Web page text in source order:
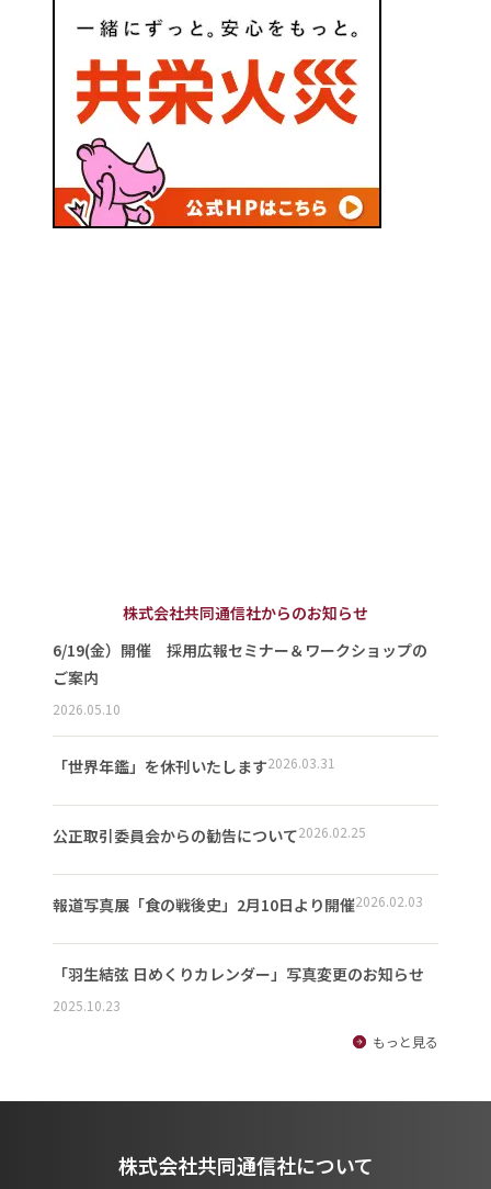
株式会社共同通信社からのお知らせ
6/19(金）開催 採用広報セミナー＆ワークショップの
ご案内
2026.05.10
「世界年鑑」を休刊いたします2026.03.31
公正取引委員会からの勧告について2026.02.25
報道写真展「食の戦後史」2月10日より開催2026.02.03
「羽生結弦 日めくりカレンダー」写真変更のお知らせ
2025.10.23
もっと見る
株式会社共同通信社について